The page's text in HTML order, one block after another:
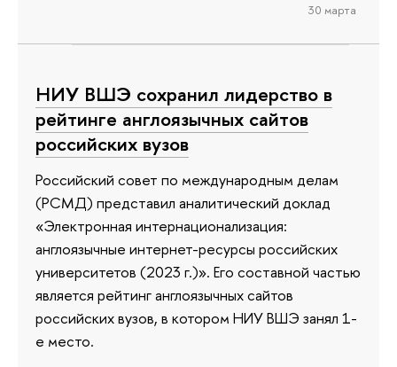
30 марта
НИУ ВШЭ сохранил лидерство в
рейтинге англоязычных сайтов
российских вузов
Российский совет по международным делам
(РСМД) представил аналитический доклад
«Электронная интернационализация:
англоязычные интернет-ресурсы российских
университетов (2023 г.)». Его составной частью
является рейтинг англоязычных сайтов
российских вузов, в котором НИУ ВШЭ занял 1-
е место.